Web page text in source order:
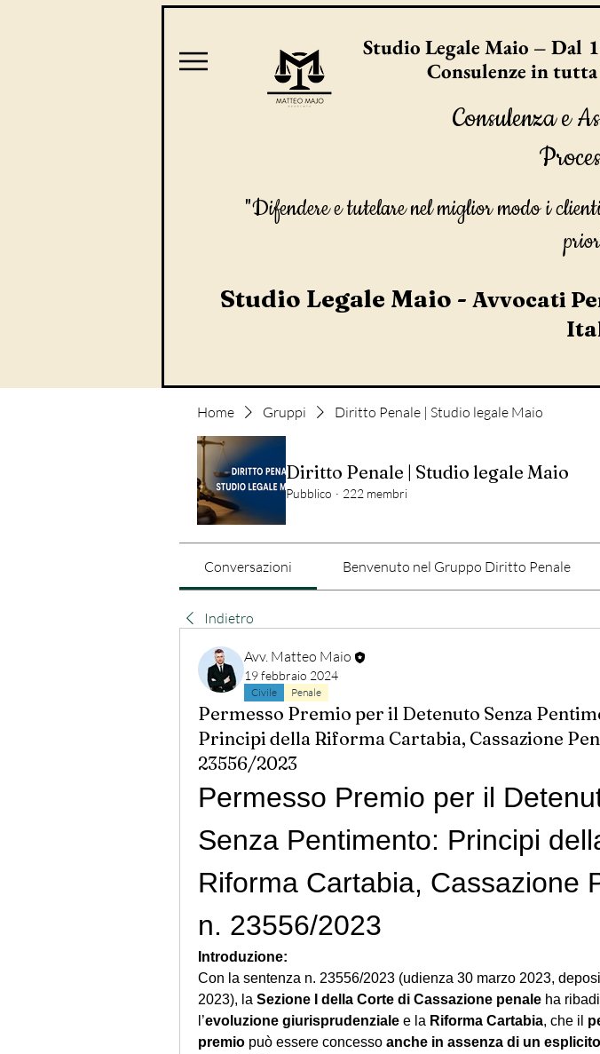
Studio Legale Maio – Dal
Consulenze in
Consulenza e
"Difendere e tutelare nel miglior modo i
Studio Legale Maio - Avvocati
Home Gruppi Diritto Penale | Studio legale Maio
Diritto Penale | Studio legale Maio
Pubblico · 222 membri
Conversazioni Benvenuto nel Gruppo Diritto Penale
Indietro
Avv. Matteo Maio
19 febbraio 2024
Civile Penale
Permesso Premio per il Detenuto Senza
Principi della Riforma Cartabia, Cassazione
23556/2023
Permesso Premio per il
Senza Pentimento: Principi
Riforma Cartabia, Cassazione
n. 23556/2023
Introduzione:
Con la sentenza n. 23556/2023 (udienza 30 marzo 2023,
2023), la Sezione I della Corte di Cassazione penale ha
l’evoluzione giurisprudenziale e la Riforma Cartabia, che il
premio può essere concesso anche in assenza di un